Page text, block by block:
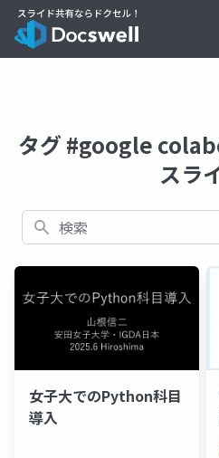
タグ #google
スラ
検索
女子大でのPython科目
導入